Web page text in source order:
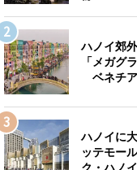
ハノイ郊
「メガグ
ベネチ
ハノイに
ッテモー
ク・ハノ